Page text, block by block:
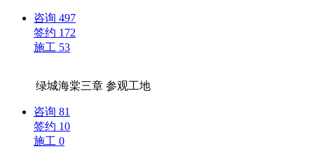
咨询 497
签约 172
施工 53
绿城海棠三章参观工地
咨询 81
签约 10
施工 0